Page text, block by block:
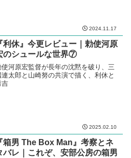
2024.11.17
利休』今更レビュー｜勅使河原
のシュールな世界⑦
使河原宏監督が長年の沈黙を破り、三
連太郎と山崎努の共演で描く、利休と
吉
2025.02.10
箱男 The Box Man』考察とネ
バレ｜これぞ、安部公房の箱男